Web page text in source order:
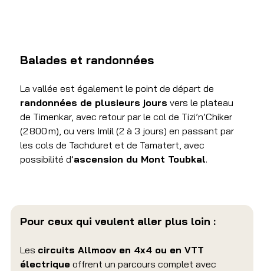
Balades et randonnées
La vallée est également le point de départ de
randonnées de plusieurs jours vers le plateau
de Timenkar, avec retour par le col de Tizi’n’Chiker
(2 800 m), ou vers Imlil (2 à 3 jours) en passant par
les cols de Tachduret et de Tamatert, avec
possibilité d’ascension du Mont Toubkal.
Pour ceux qui veulent aller plus loin :
L es circuits Allmoov en 4x4 ou en VTT
électrique offrent un parcours complet avec